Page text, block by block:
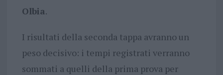
Olbia.
I risultati della seconda tappa avranno un
peso decisivo: i tempi registrati verranno
sommati a quelli della prima prova per